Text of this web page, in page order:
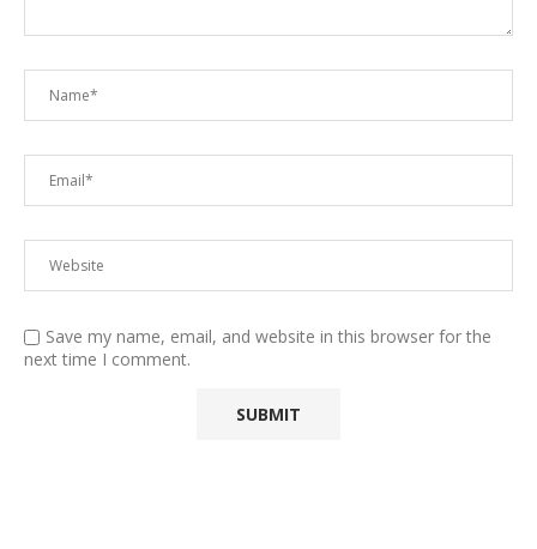
Save my name, email, and website in this browser for the
next time I comment.